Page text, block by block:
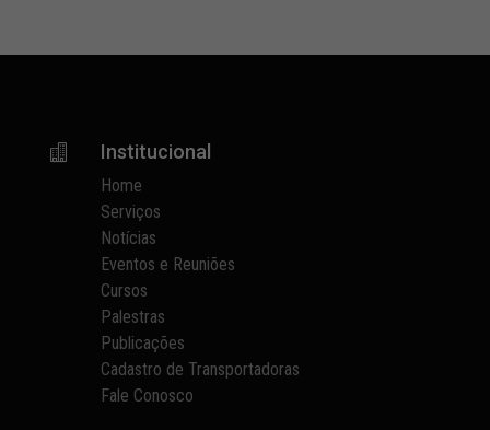
 Institucional
Home
Serviços
Notícias
Eventos e Reuniões
Cursos
Palestras
Publicações
Cadastro de Transportadoras
Fale Conosco